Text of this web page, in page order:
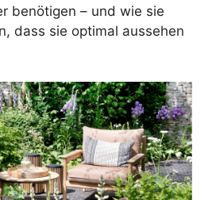
benötigen – und wie sie
dass sie optimal aussehen